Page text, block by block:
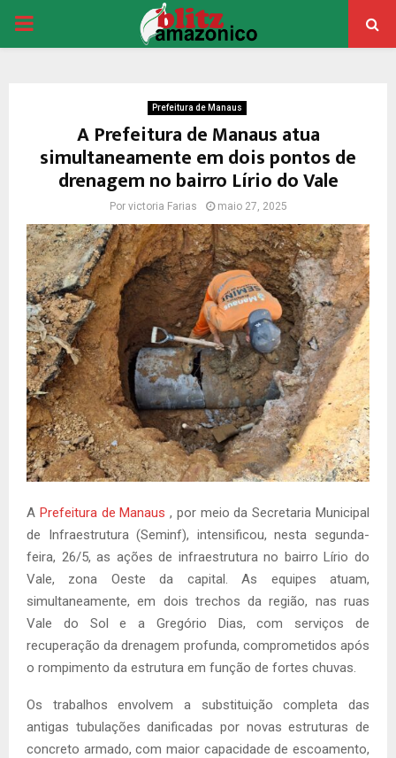
PRIMARY
Prefeitura de Manaus
A Prefeitura de Manaus atua
simultaneamente em dois pontos de
drenagem no bairro Lírio do Vale
Por victoria Farias maio 27, 2025
A Prefeitura de Manaus , por meio da Secretaria Municipal
de Infraestrutura (Seminf), intensificou, nesta segunda-
feira, 26/5, as ações de infraestrutura no bairro Lírio do
Vale, zona Oeste da capital. As equipes atuam,
simultaneamente, em dois trechos da região, nas ruas
Vale do Sol e a Gregório Dias, com serviços de
recuperação da drenagem profunda, comprometidos após
o rompimento da estrutura em função de fortes chuvas.
Os trabalhos envolvem a substituição completa das
antigas tubulações danificadas por novas estruturas de
concreto armado, com maior capacidade de escoamento,